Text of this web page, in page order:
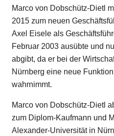
Marco von Dobschütz-Dietl
2015 zum neuen
Axel Eisele als
Februar 2003 ausübte und
abgibt, da er bei der
Nürnberg eine neue
wahrnimmt.
Marco von Dobschütz-Dietl
zum Diplom-Kaufmann und
Alexander-Universität in